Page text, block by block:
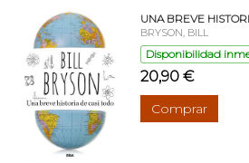
UNA BREVE
BRYSON, BILL
Disponibilidad
20,90 €
Comprar